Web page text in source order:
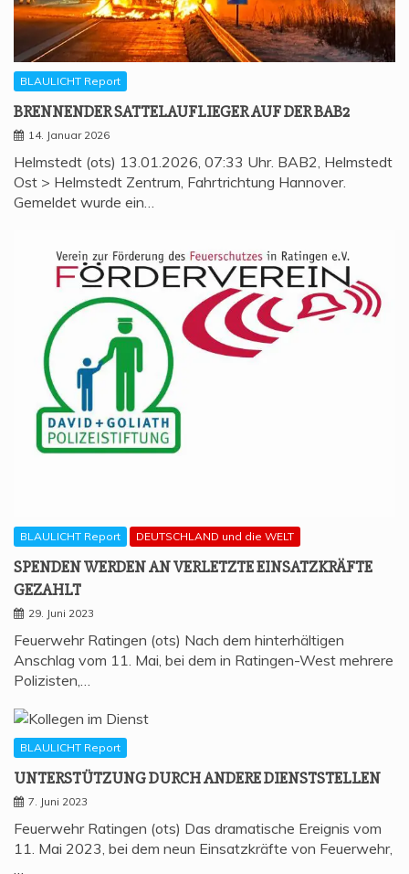
BLAULICHT Report
BREN­NEN­DER SAT­TEL­AUF­LIE­GER AUF DER BAB2
14. Januar 2026
Helmstedt (ots) 13.01.2026, 07:33 Uhr. BAB2, Helmstedt
Ost > Helmstedt Zentrum, Fahrtrichtung Hannover.
Gemeldet wurde ein…
BLAULICHT Report DEUTSCHLAND und die WELT
SPEN­DEN WER­DEN AN VER­LETZ­TE EIN­SATZ­KRÄF­TE
GEZAHLT
29. Juni 2023
Feuerwehr Ratingen (ots) Nach dem hinterhältigen
Anschlag vom 11. Mai, bei dem in Ratingen-West mehrere
Polizisten,…
BLAULICHT Report
UNTER­STÜT­ZUNG DURCH ANDE­RE DIENSTSTELLEN
7. Juni 2023
Feuerwehr Ratingen (ots) Das dramatische Ereignis vom
11. Mai 2023, bei dem neun Einsatzkräfte von Feuerwehr,